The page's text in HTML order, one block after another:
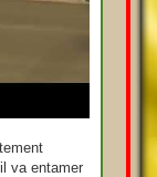
va entamer